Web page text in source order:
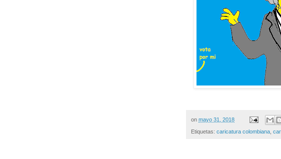
on mayo 31, 2018
Etiquetas: caricatura colombiana